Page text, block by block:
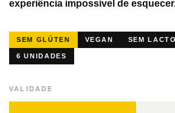
experiência impossível de
SEM GLÚTEN VEGAN SEM
6 UNIDADES
VALIDADE